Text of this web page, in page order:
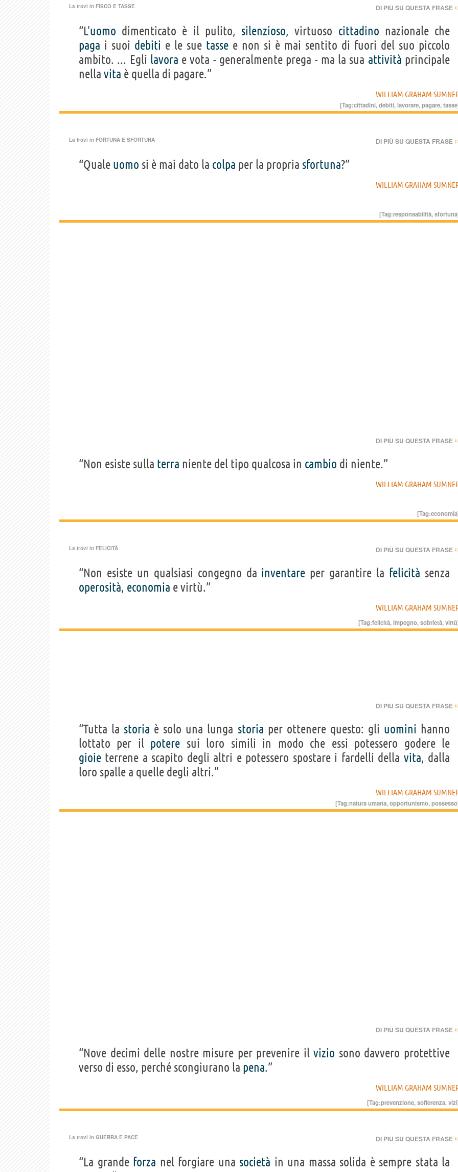
La trovi in FISCO E TASSE DI PIÙ SU QUESTA FRASE
“L'uomo dimenticato è il pulito, silenzioso, virtuoso cittadino nazionale che
paga i suoi debiti e le sue tasse e non si è mai sentito di fuori del suo piccolo
ambito. ... Egli lavora e vota - generalmente prega - ma la sua attività principale
nella vita è quella di pagare.”
WILLIAM GRAHAM
[Tag:cittadini,debiti,lavorare,pagare,tasse
La trovi in FORTUNA E SFORTUNA DI PIÙ SU QUESTA FRASE
“Quale uomo si è mai dato la colpa per la propria sfortuna?”
WILLIAM GRAHAM
[Tag:responsabilità,sfortuna
DI PIÙ SU QUESTA FRASE
“Non esiste sulla terra niente del tipo qualcosa in cambio di niente.”
WILLIAM GRAHAM
[Tag:economia
La trovi in FELICITÀ DI PIÙ SU QUESTA FRASE
“Non esiste un qualsiasi congegno da inventare per garantire la felicità senza
operosità, economia e virtù.”
WILLIAM GRAHAM
[Tag:felicità,impegno,sobrietà,virtù
DI PIÙ SU QUESTA FRASE
“Tutta la storia è solo una lunga storia per ottenere questo: gli uomini hanno
lottato per il potere sui loro simili in modo che essi potessero godere le
gioie terrene a scapito degli altri e potessero spostare i fardelli della vita, dalla
loro spalle a quelle degli altri.”
WILLIAM GRAHAM
[Tag:natura umana,opportunismo,possesso
DI PIÙ SU QUESTA FRASE
“Nove decimi delle nostre misure per prevenire ilvizio sono davvero protettive
verso di esso, perché scongiurano la pena.”
WILLIAM GRAHAM
[Tag:prevenzione,sofferenza,vizi
La trovi in GUERRA E PACE DI PIÙ SU QUESTA FRASE
“La grande forza nel forgiare una società in una massa solida è sempre stata la